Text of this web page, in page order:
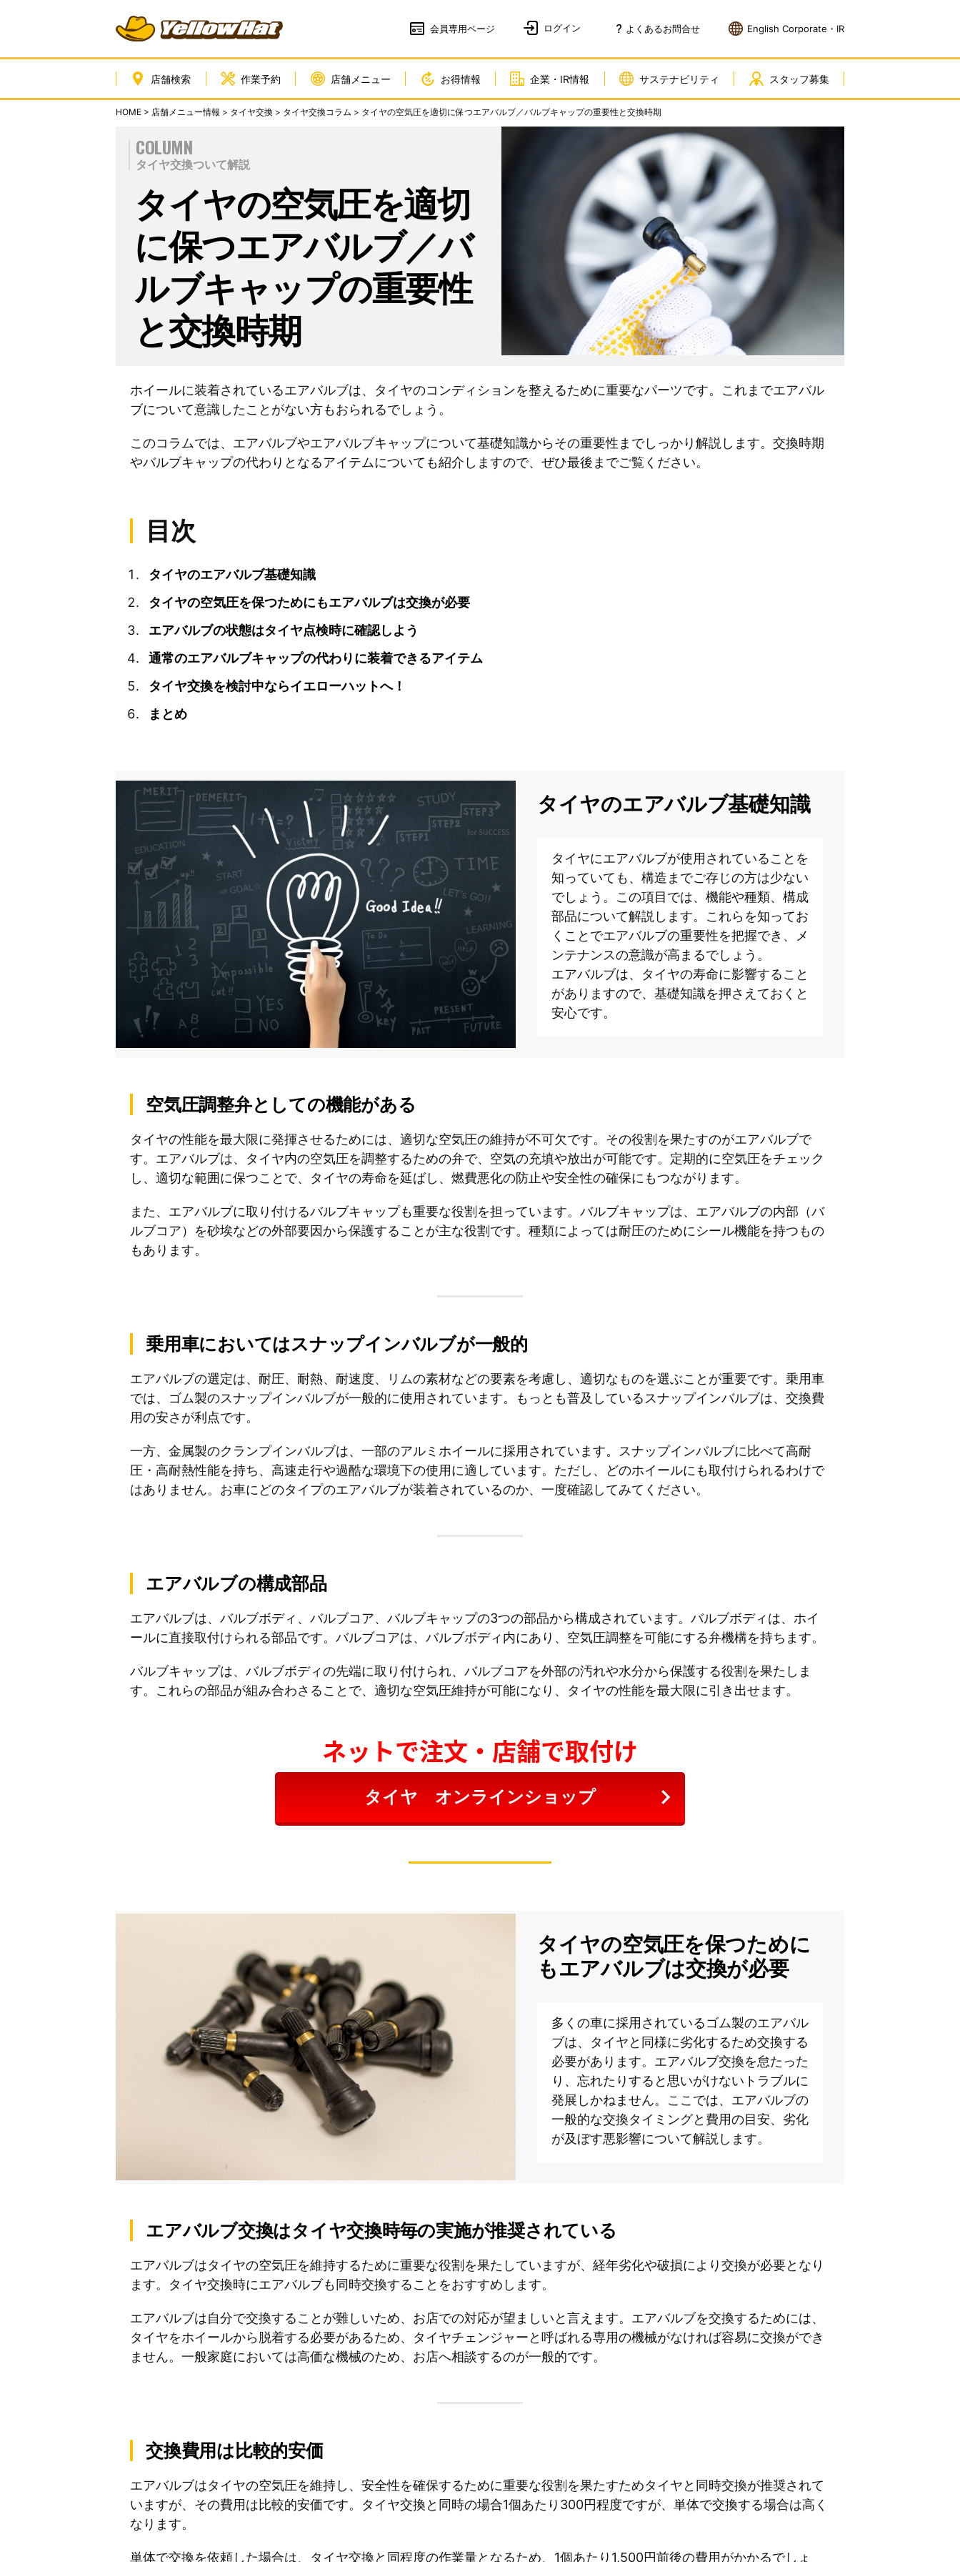
会員専用ページ よくあるお問合せ English Corporate・IR
店舗検索 作業予約 店舗メニュー お得情報 企業・IR情報 サステナビリティ スタッフ募集
HOME > 店舗メニュー情報 > タイヤ交換 > タイヤ交換コラム > タイヤの空気圧を適切に保つエアバルブ／バルブキャップの重要性と交換時期
COLUMN
タイヤ交換ついて解説
タイヤの空気圧を適切
に保つエアバルブ／バ
ルブキャップの重要性
と交換時期
ホイールに装着されているエアバルブは、タイヤのコンディションを整えるために重要なパーツです。これまでエアバル
ブについて意識したことがない方もおられるでしょう。
このコラムでは、エアバルブやエアバルブキャップについて基礎知識からその重要性までしっかり解説します。交換時期
やバルブキャップの代わりとなるアイテムについても紹介しますので、ぜひ最後までご覧ください。
目次
タイヤのエアバルブ基礎知識
タイヤの空気圧を保つためにもエアバルブは交換が必要
エアバルブの状態はタイヤ点検時に確認しよう
通常のエアバルブキャップの代わりに装着できるアイテム
タイヤ交換を検討中ならイエローハットへ！
まとめ
タイヤのエアバルブ基礎知識
タイヤにエアバルブが使用されていることを
知っていても、構造までご存じの方は少ない
でしょう。この項目では、機能や種類、構成
部品について解説します。これらを知ってお
くことでエアバルブの重要性を把握でき、メ
ンテナンスの意識が高まるでしょう。
エアバルブは、タイヤの寿命に影響すること
がありますので、基礎知識を押さえておくと
安心です。
空気圧調整弁としての機能がある
タイヤの性能を最大限に発揮させるためには、適切な空気圧の維持が不可欠です。その役割を果たすのがエアバルブで
す。エアバルブは、タイヤ内の空気圧を調整するための弁で、空気の充填や放出が可能です。定期的に空気圧をチェック
し、適切な範囲に保つことで、タイヤの寿命を延ばし、燃費悪化の防止や安全性の確保にもつながります。
また、エアバルブに取り付けるバルブキャップも重要な役割を担っています。バルブキャップは、エアバルブの内部（バ
ルブコア）を砂埃などの外部要因から保護することが主な役割です。種類によっては耐圧のためにシール機能を持つもの
もあります。
乗用車においてはスナップインバルブが一般的
エアバルブの選定は、耐圧、耐熱、耐速度、リムの素材などの要素を考慮し、適切なものを選ぶことが重要です。乗用車
では、ゴム製のスナップインバルブが一般的に使用されています。もっとも普及しているスナップインバルブは、交換費
用の安さが利点です。
一方、金属製のクランプインバルブは、一部のアルミホイールに採用されています。スナップインバルブに比べて高耐
圧・高耐熱性能を持ち、高速走行や過酷な環境下の使用に適しています。ただし、どのホイールにも取付けられるわけで
はありません。お車にどのタイプのエアバルブが装着されているのか、一度確認してみてください。
エアバルブの構成部品
エアバルブは、バルブボディ、バルブコア、バルブキャップの3つの部品から構成されています。バルブボディは、ホイ
ールに直接取付けられる部品です。バルブコアは、バルブボディ内にあり、空気圧調整を可能にする弁機構を持ちます。
バルブキャップは、バルブボディの先端に取り付けられ、バルブコアを外部の汚れや水分から保護する役割を果たしま
す。これらの部品が組み合わさることで、適切な空気圧維持が可能になり、タイヤの性能を最大限に引き出せます。
ネットで注文・店舗で取付け
タイヤ オンラインショップ
タイヤの空気圧を保つために
もエアバルブは交換が必要
多くの車に採用されているゴム製のエアバル
ブは、タイヤと同様に劣化するため交換する
必要があります。エアバルブ交換を怠たった
り、忘れたりすると思いがけないトラブルに
発展しかねません。ここでは、エアバルブの
一般的な交換タイミングと費用の目安、劣化
が及ぼす悪影響について解説します。
エアバルブ交換はタイヤ交換時毎の実施が推奨されている
エアバルブはタイヤの空気圧を維持するために重要な役割を果たしていますが、経年劣化や破損により交換が必要となり
ます。タイヤ交換時にエアバルブも同時交換することをおすすめします。
エアバルブは自分で交換することが難しいため、お店での対応が望ましいと言えます。エアバルブを交換するためには、
タイヤをホイールから脱着する必要があるため、タイヤチェンジャーと呼ばれる専用の機械がなければ容易に交換ができ
ません。一般家庭においては高価な機械のため、お店へ相談するのが一般的です。
交換費用は比較的安価
エアバルブはタイヤの空気圧を維持し、安全性を確保するために重要な役割を果たすためタイヤと同時交換が推奨されて
いますが、その費用は比較的安価です。タイヤ交換と同時の場合1個あたり300円程度ですが、単体で交換する場合は高く
なります。
単体で交換を依頼した場合は、タイヤ交換と同程度の作業量となるため、1個あたり1,500円前後の費用がかかるでしょ